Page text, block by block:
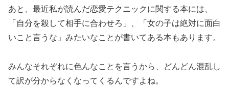
あと、最近私が読んだ恋愛テクニックに関する本には、
「自分を殺して相手に合わせろ」、「女の子は絶対に面白
いこと言うな」みたいなことが書いてある本もあります。
みんなそれぞれに色んなことを言うから、どんどん混乱し
て訳が分からなくなってくるんですよね。